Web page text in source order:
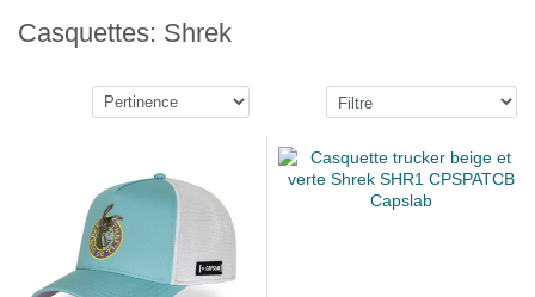
Casquettes: Shrek